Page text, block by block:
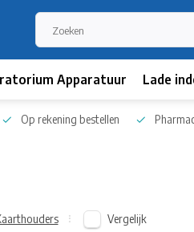
Apparatuur Lade
Op rekening bestellen
Vergelijk